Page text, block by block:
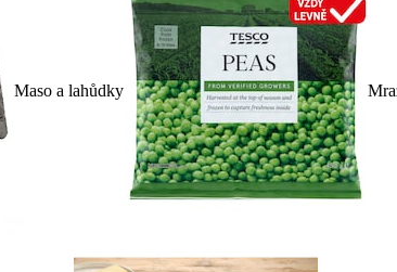
Maso a lahůdky